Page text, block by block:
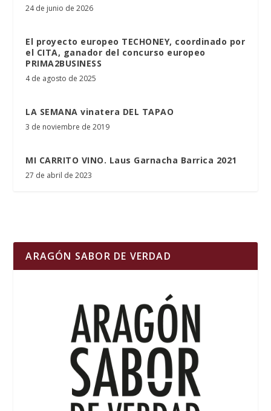
24 de junio de 2026
El proyecto europeo TECHONEY, coordinado por
el CITA, ganador del concurso europeo
PRIMA2BUSINESS
4 de agosto de 2025
LA SEMANA vinatera DEL TAPAO
3 de noviembre de 2019
MI CARRITO VINO. Laus Garnacha Barrica 2021
27 de abril de 2023
ARAGÓN SABOR DE VERDAD